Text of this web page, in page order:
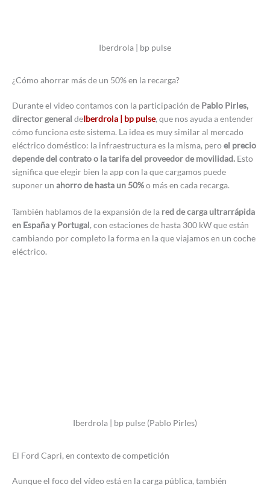
Iberdrola | bp pulse
¿Cómo ahorrar más de un 50% en la recarga?
Durante el video contamos con la participación de Pablo Pirles,
director general deIberdrola | bp pulse, que nos ayuda a entender
cómo funciona este sistema. La idea es muy similar al mercado
eléctrico doméstico: la infraestructura es la misma, peroel precio
depende del contrato o la tarifa del proveedor de movilidad. Esto
significa que elegir bien la app con la que cargamos puede
suponer un ahorro de hasta un 50%o más en cada recarga.
También hablamos de la expansión de la red de carga ultrarrápida
en España y Portugal, con estaciones de hasta 300 kW que están
cambiando por completo la forma en la que viajamos en un coche
eléctrico.
Iberdrola | bp pulse (Pablo Pirles)
El Ford Capri, en contexto de competición
Aunque el foco del vídeo está en la carga pública, también